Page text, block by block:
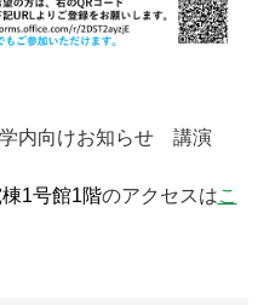
内向けお知らせ 講演
1号館1階のアクセスはこ